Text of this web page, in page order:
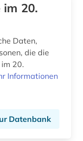
20.
Daten,
die die
20.
Informationen
Datenbank